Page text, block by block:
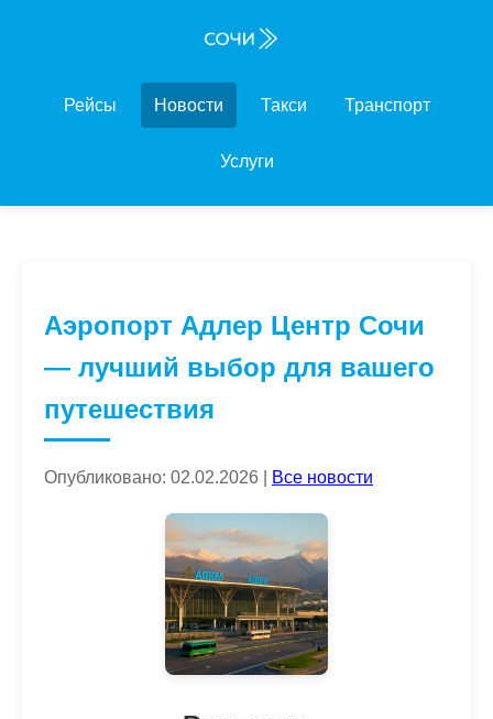
Рейсы Новости Такси Транспорт
Услуги
Аэропорт Адлер Центр Сочи
— лучший выбор для вашего
путешествия
Опубликовано: 02.02.2026 | Все новости